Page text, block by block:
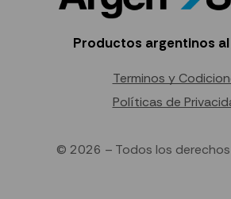
Productos argentinos
Terminos y
Políticas de
© 2026 – Todos los